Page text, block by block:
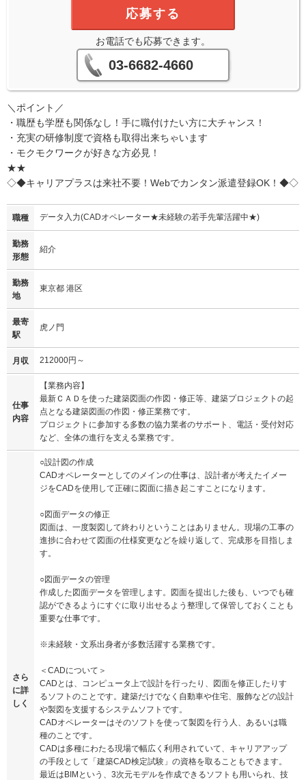
応募する
お電話でも応募できます。
03-6682-4660
＼ポイント／
・職歴も学歴も関係なし！手に職付けたい方に大チャンス！
・充実の研修制度で資格も取得出来ちゃいます
・モクモクワークが好きな方必見！
★★
◇◆キャリアプラスは来社不要！Webでカンタン派遣登録OK！◆◇
職種 データ入力(CADオペレーター★未経験の若手先輩活躍中★)
勤務
形態
紹介
勤務
地
東京都 港区
最寄
駅
虎ノ門
月収 212000円～
仕事
内容
【業務内容】
最新ＣＡＤを使った建築図面の作図・修正等、建築プロジェクトの起
点となる建築図面の作図・修正業務です。
プロジェクトに参加する多数の協力業者のサポート、電話・受付対応
など、全体の進行を支える業務です。
さら
に詳
しく
○設計図の作成
CADオペレーターとしてのメインの仕事は、設計者が考えたイメー
ジをCADを使用して正確に図面に描き起こすことになります。
○図面データの修正
図面は、一度製図して終わりということはありません。現場の工事の
進捗に合わせて図面の仕様変更などを繰り返して、完成形を目指しま
す。
○図面データの管理
作成した図面データを管理します。図面を提出した後も、いつでも確
認ができるようにすぐに取り出せるよう整理して保管しておくことも
重要な仕事です。
※未経験・文系出身者が多数活躍する業務です。
＜CADについて＞
CADとは、コンピュータ上で設計を行ったり、図面を修正したりす
るソフトのことです。建築だけでなく自動車や住宅、服飾などの設計
や製図を支援するシステムソフトです。
CADオペレーターはそのソフトを使って製図を行う人、あるいは職
種のことです。
CADは多種にわたる現場で幅広く利用されていて、キャリアアップ
の手段として「建築CAD検定試験」の資格を取ることもできます。
最近はBIMという、3次元モデルを作成できるソフトも用いられ、技